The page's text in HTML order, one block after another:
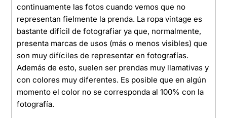
continuamente las fotos cuando vemos que no
representan fielmente la prenda. La ropa vintage es
bastante difícil de fotografiar ya que, normalmente,
presenta marcas de usos (más o menos visibles) que
son muy difíciles de representar en fotografías.
Además de esto, suelen ser prendas muy llamativas y
con colores muy diferentes. Es posible que en algún
momento el color no se corresponda al 100% con la
fotografía.